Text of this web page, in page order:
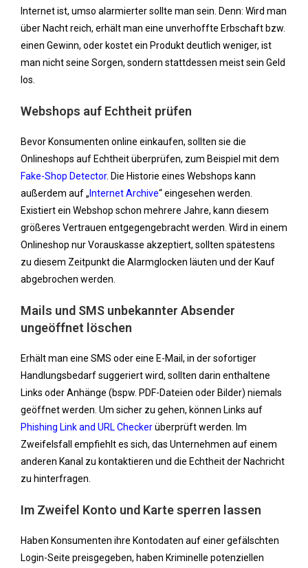
Internet ist, umso alarmierter sollte man sein. Denn: Wird man
über Nacht reich, erhält man eine unverhoffte Erbschaft bzw.
einen Gewinn, oder kostet ein Produkt deutlich weniger, ist
man nicht seine Sorgen, sondern stattdessen meist sein Geld
los.
Webshops auf Echtheit prüfen
Bevor Konsumenten online einkaufen, sollten sie die
Onlineshops auf Echtheit überprüfen, zum Beispiel mit dem
Fake-Shop Detector. Die Historie eines Webshops kann
außerdem auf „ Internet Archive“ eingesehen werden.
Existiert ein Webshop schon mehrere Jahre, kann diesem
größeres Vertrauen entgegengebracht werden. Wird in einem
Onlineshop nur Vorauskasse akzeptiert, sollten spätestens
zu diesem Zeitpunkt die Alarmglocken läuten und der Kauf
abgebrochen werden.
Mails und SMS unbekannter Absender
ungeöffnet löschen
Erhält man eine SMS oder eine E-Mail, in der sofortiger
Handlungsbedarf suggeriert wird, sollten darin enthaltene
Links oder Anhänge (bspw. PDF-Dateien oder Bilder) niemals
geöffnet werden. Um sicher zu gehen, können Links auf
Phishing Link and URL Checkerüberprüft werden. Im
Zweifelsfall empfiehlt es sich, das Unternehmen auf einem
anderen Kanal zu kontaktieren und die Echtheit der Nachricht
zu hinterfragen.
Im Zweifel Konto und Karte sperren lassen
Haben Konsumenten ihre Kontodaten auf einer gefälschten
Login-Seite preisgegeben, haben Kriminelle potenziellen